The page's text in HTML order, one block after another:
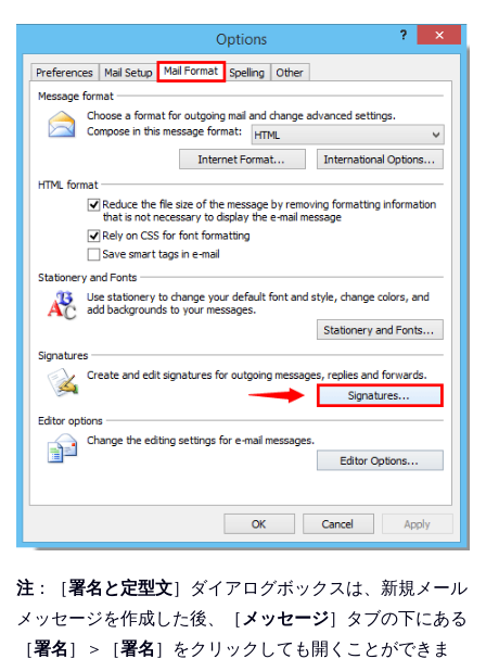
注 ：［署名と定型文］ダイアログボックスは、新規メール
メッセージを作成した後、［メッセージ］タブの下にある
［署名 ］＞［署名 ］をクリックしても開くことができま